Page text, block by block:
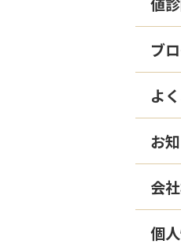
ブ
よ
お
会
個